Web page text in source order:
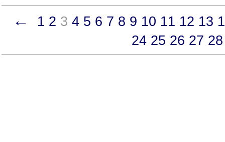
← 1 2 3 4 5 6 7 8 9 10 11 12 13
24 25 26 27 28